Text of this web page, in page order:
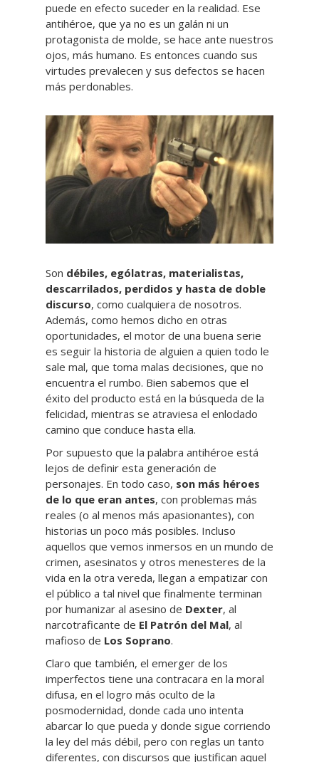
puede en efecto suceder en la realidad. Ese
antihéroe, que ya no es un galán ni un
protagonista de molde, se hace ante nuestros
ojos, más humano. Es entonces cuando sus
virtudes prevalecen y sus defectos se hacen
más perdonables.
Son débiles, ególatras, materialistas,
descarrilados, perdidos y hasta de doble
discurso, como cualquiera de nosotros.
Además, como hemos dicho en otras
oportunidades, el motor de una buena serie
es seguir la historia de alguien a quien todo le
sale mal, que toma malas decisiones, que no
encuentra el rumbo. Bien sabemos que el
éxito del producto está en la búsqueda de la
felicidad, mientras se atraviesa el enlodado
camino que conduce hasta ella.
Por supuesto que la palabra antihéroe está
lejos de definir esta generación de
personajes. En todo caso, son más héroes
de lo que eran antes, con problemas más
reales (o al menos más apasionantes), con
historias un poco más posibles. Incluso
aquellos que vemos inmersos en un mundo de
crimen, asesinatos y otros menesteres de la
vida en la otra vereda, llegan a empatizar con
el público a tal nivel que finalmente terminan
por humanizar al asesino de Dexter, al
narcotraficante de El Patrón del Mal, al
mafioso de Los Soprano.
Claro que también, el emerger de los
imperfectos tiene una contracara en la moral
difusa, en el logro más oculto de la
posmodernidad, donde cada uno intenta
abarcar lo que pueda y donde sigue corriendo
la ley del más débil, pero con reglas un tanto
diferentes, con discursos que justifican aquel